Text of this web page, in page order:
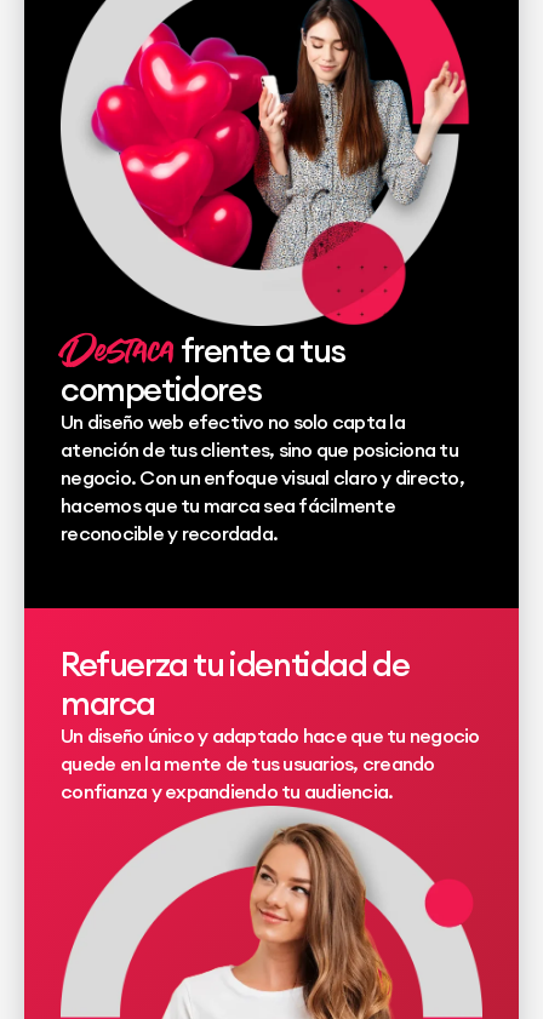
Destaca frente a tus
competidores
Un diseño web efectivo no solo capta la
atención de tus clientes, sino que posiciona tu
negocio. Con un enfoque visual claro y directo,
hacemos que tu marca sea fácilmente
reconocible y recordada.
Refuerza tu identidad de
marca
Un diseño único y adaptado hace que tu negocio
quede en la mente de tus usuarios, creando
confianza y expandiendo tu audiencia.